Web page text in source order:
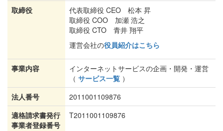
取締役
代表取締役 CEO 松本 昇
取締役 COO 加瀬 浩之
取締役 CTO 青井 翔平
運営会社の役員紹介はこちら
事業内容
インターネットサービスの企画・開発・運営
（ サービス一覧 ）
法人番号
2011001109876
適格請求書発行
事業者登録番号
T2011001109876